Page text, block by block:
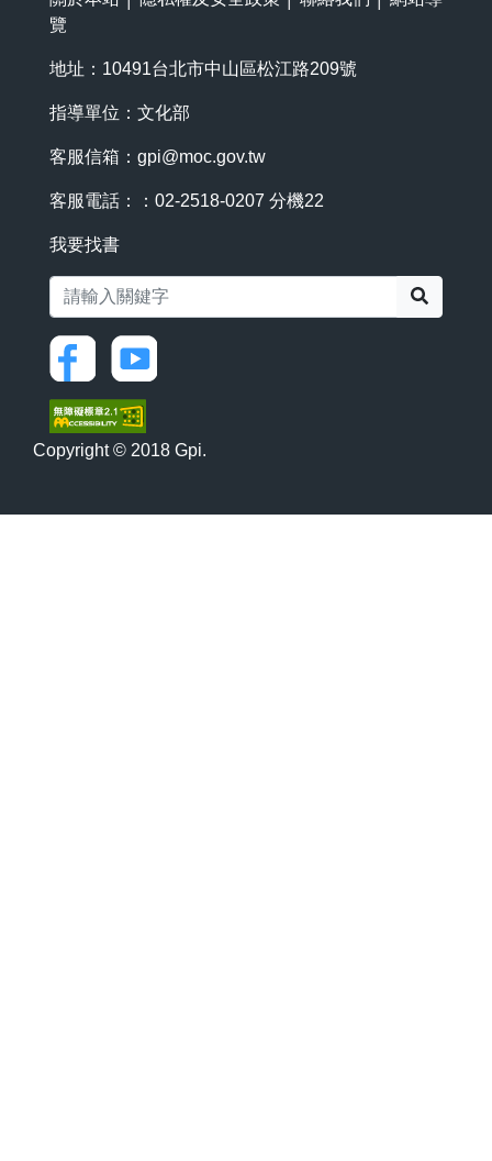
覽
地址：10491台北市中山區松江路209號
指導單位：文化部
客服信箱： gpi@moc.gov.tw
客服電話：：02-2518-0207 分機22
我要找書
Copyright © 2018 Gpi.